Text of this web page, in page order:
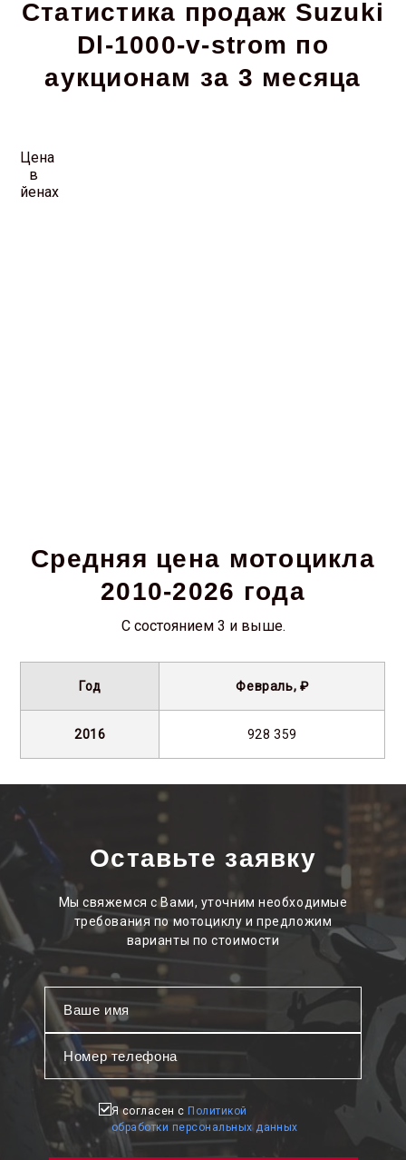
Статистика продаж Suzuki
Dl-1000-v-strom по
аукционам за 3 месяца
Цена
в
йенах
Средняя цена мотоцикла
2010-2026 года
С состоянием 3 и выше.
Год Февраль, ₽
2016 928 359
Оставьте заявку
Мы свяжемся с Вами, уточним необходимые
требования по мотоциклу и предложим
варианты по стоимости
Я согласен сПолитикой
обработки персональных данных